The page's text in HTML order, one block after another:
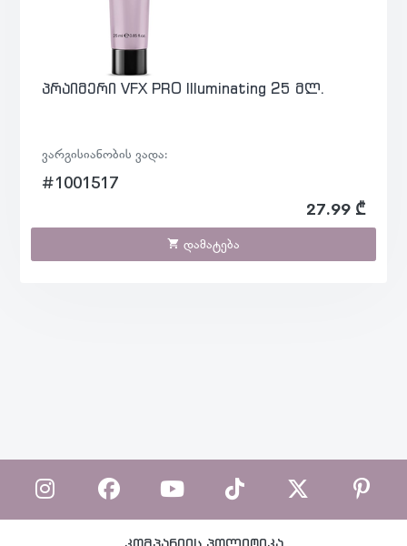
პრაიმერი VFX PRO Illuminating 25 მლ.
ვარგისიანობის ვადა:
#1001517
27.99 ₾
დამატება